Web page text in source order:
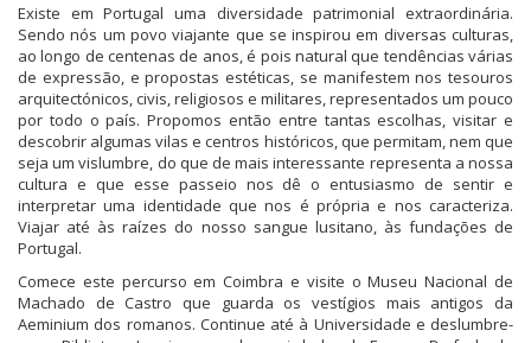
Existe em Portugal uma diversidade patrimonial extraordinária.
Sendo nós um povo viajante que se inspirou em diversas culturas,
ao longo de centenas de anos, é pois natural que tendências várias
de expressão, e propostas estéticas, se manifestem nos tesouros
arquitectónicos, civis, religiosos e militares, representados um pouco
por todo o país. Propomos então entre tantas escolhas, visitar e
descobrir algumas vilas e centros históricos, que permitam, nem que
seja um vislumbre, do que de mais interessante representa a nossa
cultura e que esse passeio nos dê o entusiasmo de sentir e
interpretar uma identidade que nos é própria e nos caracteriza.
Viajar até às raízes do nosso sangue lusitano, às fundações de
Portugal.
Comece este percurso em Coimbra e visite o Museu Nacional de
Machado de Castro que guarda os vestígios mais antigos da
Aeminium dos romanos. Continue até à Universidade e deslumbre-